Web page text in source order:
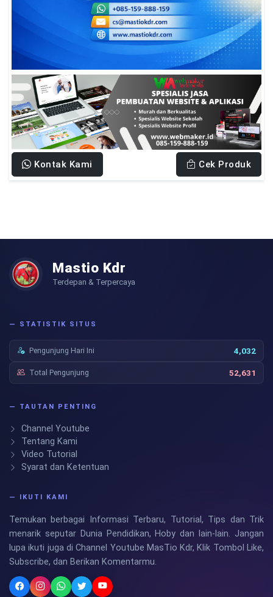
Kontak Kami Cek Produk
Mastio Kdr
Terdepan & Terpercaya
— STATISTIK SITUS
Pengunjung Hari Ini 4,032
Total Pengunjung 52,631
— TAUTAN PENTING
Channel Youtube
Tentang Kami
Video Tutorial
Syarat dan Ketentuan
— IKUTI KAMI
Temukan berbagai Informasi Terbaru, Tutorial, Tips dan Trik
menarik seputar Dunia Pendidikan, Hoby dan lain-lain. Jangan
lupa ikuti juga di Channel Youtube MasTio Kdr, Klik Tombol Like,
Subscribe, dan Berikan Komentarmu.